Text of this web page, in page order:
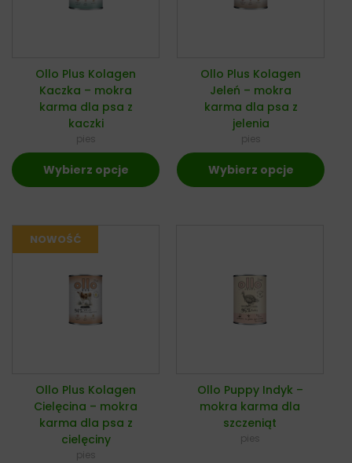
Ollo Plus Kolagen
Kaczka – mokra
karma dla psa z
kaczki
pies
Wybierz opcje
Ollo Plus Kolagen
Jeleń – mokra
karma dla psa z
jelenia
pies
Wybierz opcje
Ollo Plus Kolagen
Cielęcina – mokra
karma dla psa z
cielęciny
pies
Ollo Puppy Indyk –
mokra karma dla
szczeniąt
pies